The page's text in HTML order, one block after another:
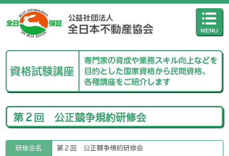
第２回 公正競争規約研修会
研修会名 第２回 公正競争規約研修会